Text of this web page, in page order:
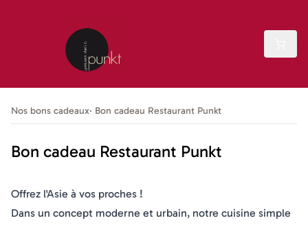
Nos bons cadeaux Bon cadeau Restaurant Punkt
Bon cadeau Restaurant Punkt
Offrez l'Asie à vos proches !
Dans un concept moderne et urbain, notre cuisine simple